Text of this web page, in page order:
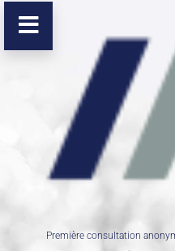
Première consultation